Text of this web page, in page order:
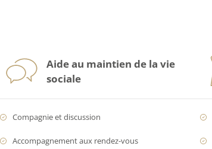
Aide au maintien de la vie
sociale
Compagnie et discussion
Accompagnement aux rendez-vous